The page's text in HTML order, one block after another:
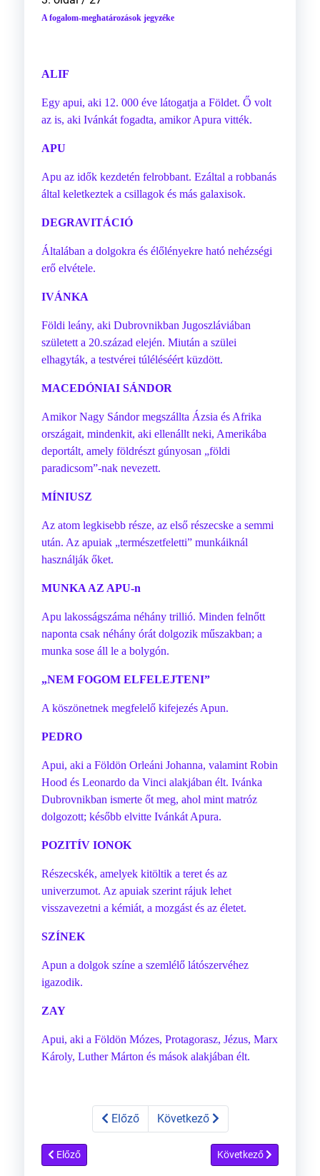
A fogalom-meghatározások jegyzéke
ALIF
Egy apui, aki 12. 000 éve látogatja a Földet. Ő volt
az is, aki Ivánkát fogadta, amikor Apura vitték.
APU
Apu az idők kezdetén felrobbant. Ezáltal a robbanás
által keletkeztek a csillagok és más galaxisok.
DEGRAVITÁCIÓ
Általában a dolgokra és élőlényekre ható nehézségi
erő elvétele.
IVÁNKA
Földi leány, aki Dubrovnikban Jugoszláviában
született a 20.század elején. Miután a szülei
elhagyták, a testvérei túléléséért küzdött.
MACEDÓNIAI SÁNDOR
Amikor Nagy Sándor megszállta Ázsia és Afrika
országait, mindenkit, aki ellenállt neki, Amerikába
deportált, amely földrészt gúnyosan „földi
paradicsom”-nak nevezett.
MÍNIUSZ
Az atom legkisebb része, az első részecske a semmi
után. Az apuiak „természetfeletti” munkáiknál
használják őket.
MUNKA AZ APU-n
Apu lakosságszáma néhány trillió. Minden felnőtt
naponta csak néhány órát dolgozik műszakban; a
munka sose áll le a bolygón.
„NEM FOGOM ELFELEJTENI”
A köszönetnek megfelelő kifejezés Apun.
PEDRO
Apui, aki a Földön Orleáni Johanna, valamint Robin
Hood és Leonardo da Vinci alakjában élt. Ivánka
Dubrovnikban ismerte őt meg, ahol mint matróz
dolgozott; később elvitte Ivánkát Apura.
POZITÍV IONOK
Részecskék, amelyek kitöltik a teret és az
univerzumot. Az apuiak szerint rájuk lehet
visszavezetni a kémiát, a mozgást és az életet.
SZÍNEK
Apun a dolgok színe a szemlélő látószervéhez
igazodik.
ZAY
Apui, aki a Földön Mózes, Protagorasz, Jézus, Marx
Károly, Luther Márton és mások alakjában élt.
Előző Következő
Előző cikk: 170 óra földönkívüliekkel
Előző Következő cikk:
Következő